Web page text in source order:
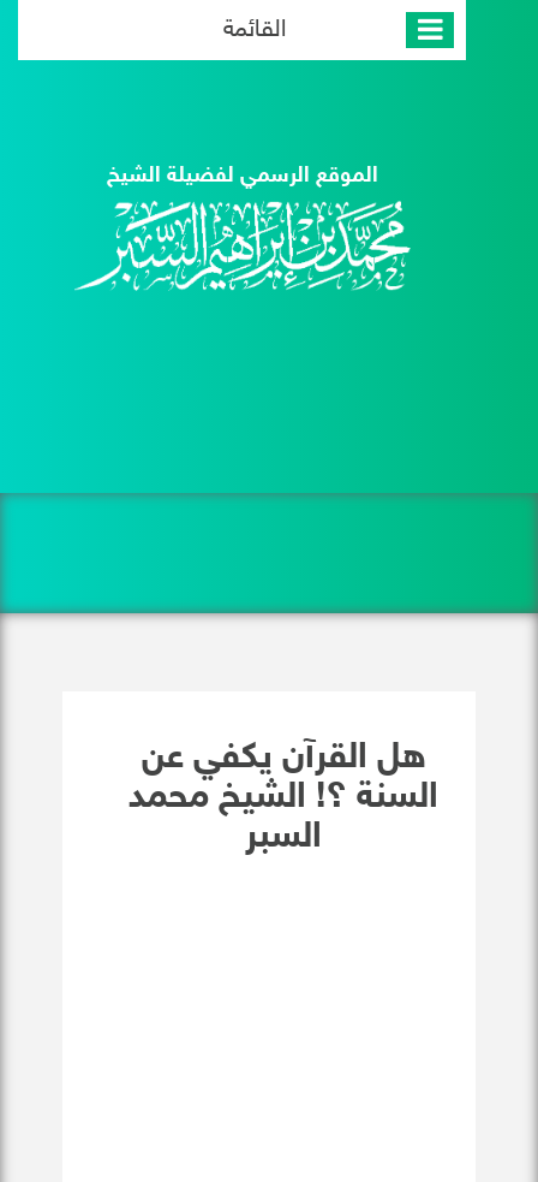
القائمة
الموقع الرسمي لفضيلة الشيخ
هل القرآن يكفي عن
السنة ؟! الشيخ محمد
السبر